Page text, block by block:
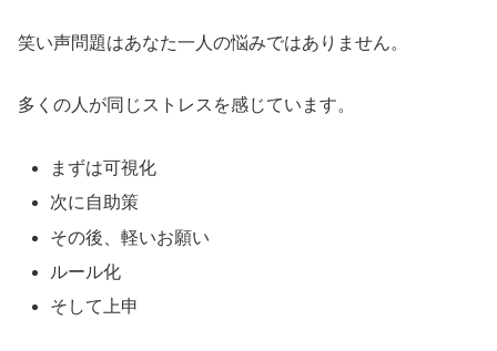
笑い声問題はあなた一人の悩みではありません。
多くの人が同じストレスを感じています。
まずは可視化
次に自助策
その後、軽いお願い
ルール化
そして上申